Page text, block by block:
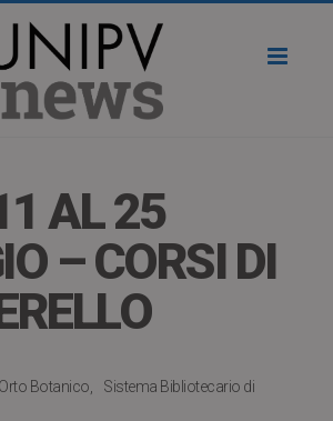
AL 25
– CORSI DI
Orto Botanico
Sistema Bibliotecario di